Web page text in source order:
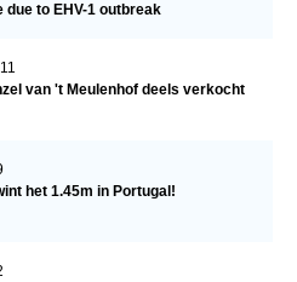
due to EHV-1 outbreak
van 't Meulenhof deels verkocht
het 1.45m in Portugal!